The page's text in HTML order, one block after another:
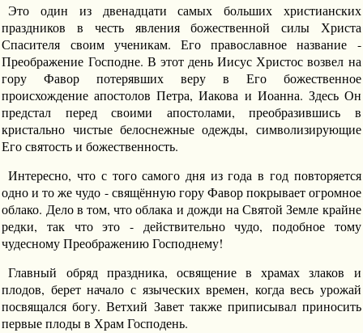
Это один из двенадцати самых больших христианских
праздников в честь явления божественной силы Христа
Спасителя своим ученикам. Его православное название -
Преображение Господне. В этот день Иисус Христос возвел на
гору Фавор потерявших веру в Его божественное
происхождение апостолов Петра, Иакова и Иоанна. Здесь Он
предстал перед своими апостолами, преобразившись в
кристально чистые белоснежные одежды, символизирующие
Его святость и божественность.
Интересно, что с того самого дня из года в год повторяется
одно и то же чудо - свящённую гору Фавор покрывает огромное
облако. Дело в том, что облака и дожди на Святой Земле крайне
редки, так что это - действительно чудо, подобное тому
чудесному Преображению Господнему!
Главный обряд праздника, освящение в храмах злаков и
плодов, берет начало с языческих времен, когда весь урожай
посвящался богу. Ветхий Завет также приписывал приносить
первые плоды в Храм Господень.